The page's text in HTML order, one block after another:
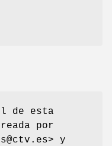
de esta
por
y